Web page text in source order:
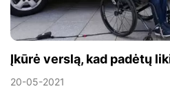
Įkūrė verslą, kad padėtų
20-05-2021